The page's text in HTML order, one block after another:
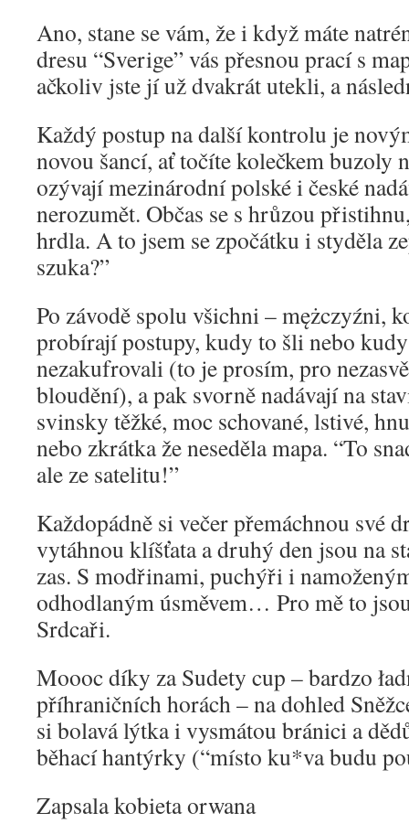
Ano, stane se vám, že i když máte
dresu “Sverige” vás přesnou prací s
ačkoliv jste jí už dvakrát utekli, a
Každý postup na další kontrolu je
novou šancí, ať točíte kolečkem buzoly
ozývají mezinárodní polské i české
nerozumět. Občas se s hrůzou
hrdla. A to jsem se zpočátku i styděla
szuka?”
Po závodě spolu všichni – mężczyźni,
probírají postupy, kudy to šli nebo
nezakufrovali (to je prosím, pro
bloudění), a pak svorně nadávají na
svinsky těžké, moc schované, lstivé,
nebo zkrátka že neseděla mapa. “To
ale ze satelitu!”
Každopádně si večer přemáchnou své
vytáhnou klíšťata a druhý den jsou na
zas. S modřinami, puchýři i
odhodlaným úsměvem… Pro mě to
Srdcaři.
Moooc díky za Sudety cup – bardzo
příhraničních horách – na dohled
si bolavá lýtka i vysmátou bránici a
běhací hantýrky (“místo ku*va budu
Zapsala kobieta orwana